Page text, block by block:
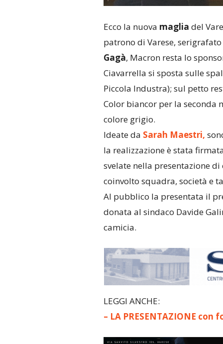
Ecco la nuova maglia del
patrono di Varese,
Gagà, Macron resta lo
Ciavarrella si sposta sulle
Piccola Industra); sul petto
Color biancor per la seconda
colore grigio.
Ideate da Sarah Maestri,
la realizzazione è stata
svelate nella presentazione
coinvolto squadra, società e
Al pubblico la presentata il
donata al sindaco Davide
camicia.
LEGGI ANCHE:
– LA PRESENTAZIONE con